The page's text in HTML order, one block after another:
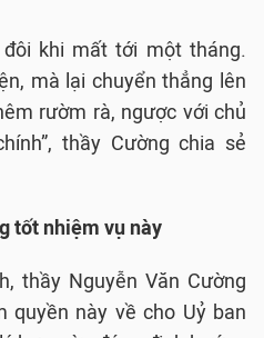
khi mất tới một tháng.
mà lại chuyển thẳng lên
rườm rà, ngược với chủ
thầy Cường chia sẻ
tốt nhiệm vụ này
thầy Nguyễn Văn Cường
quyền này về cho Uỷ ban